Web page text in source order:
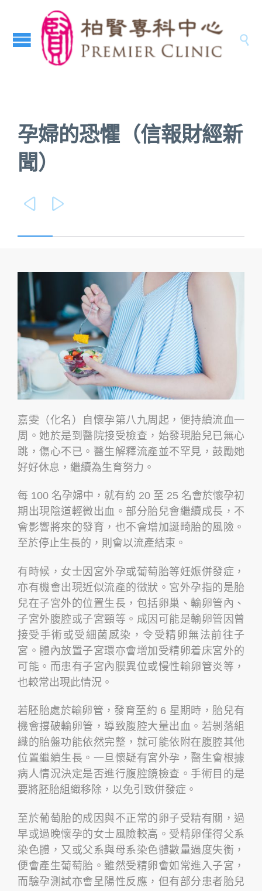

孕婦的恐懼（信報財經新
聞）
 
嘉雯（化名）自懷孕第八九周起，便持續流血一
周。她於是到醫院接受檢查，始發現胎兒已無心
跳，傷心不已。醫生解釋流產並不罕見，鼓勵她
好好休息，繼續為生育努力。
每 100 名孕婦中，就有約 20 至 25 名會於懷孕初
期出現陰道輕微出血。部分胎兒會繼續成長，不
會影響將來的發育，也不會增加誕畸胎的風險。
至於停止生長的，則會以流產結束。
有時候，女士因宮外孕或葡萄胎等妊娠併發症，
亦有機會出現近似流產的徵狀。宮外孕指的是胎
兒在子宮外的位置生長，包括卵巢、輸卵管內、
子宮外腹腔或子宮頸等。成因可能是輸卵管因曾
接受手術或受細菌感染，令受精卵無法前往子
宮。體內放置子宮環亦會增加受精卵着床宮外的
可能。而患有子宮內膜異位或慢性輸卵管炎等，
也較常出現此情況。
若胚胎處於輸卵管，發育至約 6 星期時，胎兒有
機會撐破輸卵管，導致腹腔大量出血。若剝落組
織的胎盤功能依然完整，就可能依附在腹腔其他
位置繼續生長。一旦懷疑有宮外孕，醫生會根據
病人情況決定是否進行腹腔鏡檢查。手術目的是
要將胚胎組織移除，以免引致併發症。
至於葡萄胎的成因與不正常的卵子受精有關，過
早或過晚懷孕的女士風險較高。受精卵僅得父系
染色體，又或父系與母系染色體數量過度失衡，
便會產生葡萄胎。雖然受精卵會如常進入子宮，
而驗孕測試亦會呈陽性反應，但有部分患者胎兒